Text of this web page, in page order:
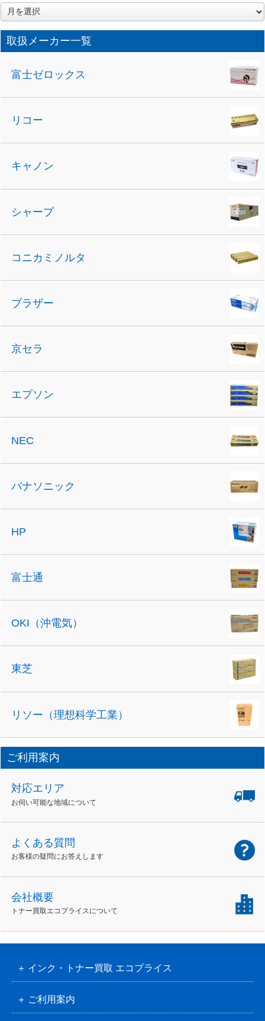
ア
ー
カ
イ取扱メーカー一覧
富士ゼロックス
リコー
キャノン
シャープ
コニカミノルタ
ブラザー
京セラ
エプソン
NEC
パナソニック
HP
富士通
OKI（沖電気）
東芝
リソー（理想科学工業）
ご利用案内
対応エリア
お伺い可能な地域について
よくある質問
お客様の疑問にお答えします
会社概要
トナー買取エコプライスについて
インク・トナー買取 エコプライス
ご利用案内